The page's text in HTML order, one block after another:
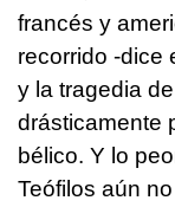
francés y
recorrido -dice
y la tragedia
drásticamente
bélico. Y lo
Teófilos aún